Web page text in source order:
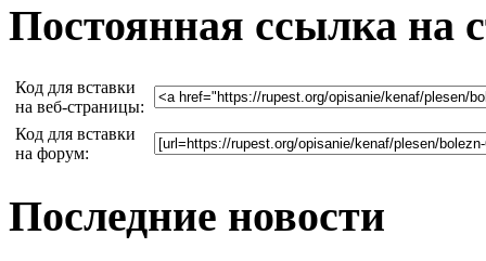
Постоянная ссылка на
Код для вставки
на веб-страницы:
Код для вставки
на форум:
Последние новости